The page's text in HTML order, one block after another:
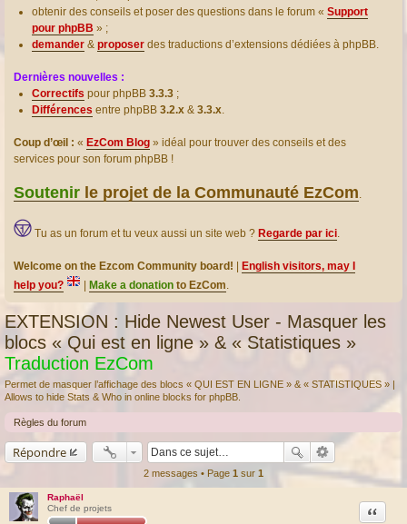
obtenir des conseils et poser des questions dans le forum « Support
pour phpBB » ;
demander & proposer des traductions d’extensions dédiées à phpBB.
Dernières nouvelles :
Correctifs pour phpBB 3.3.3 ;
Différences entre phpBB 3.2.x & 3.3.x.
Coup d’œil : « EzCom Blog » idéal pour trouver des conseils et des
services pour son forum phpBB !
Soutenir le projet de la Communauté EzCom.
Tu as un forum et tu veux aussi un site web ? Regarde par ici.
Welcome on the Ezcom Community board!
English visitors, may I
help you?
Make a donation to EzCom.
EXTENSION : Hide Newest User - Masquer les
blocs « Qui est en ligne » & « Statistiques »
Traduction EzCom
Permet de masquer l’affichage des blocs « QUI EST EN LIGNE » & « STATISTIQUES » |
Allows to hide Stats & Who in online blocks for phpBB.
Règles du forum
Répondre
2 messages • Page 1 sur 1
Raphaël
Chef de projets
Citation